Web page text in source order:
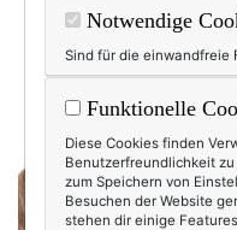
Notwendige
Sind für die einwandfreie
Funktionelle
Diese Cookies finden
Benutzerfreundlichkeit
zum Speichern von
Besuchen der Website
stehen dir einige